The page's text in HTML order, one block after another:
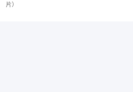
片）